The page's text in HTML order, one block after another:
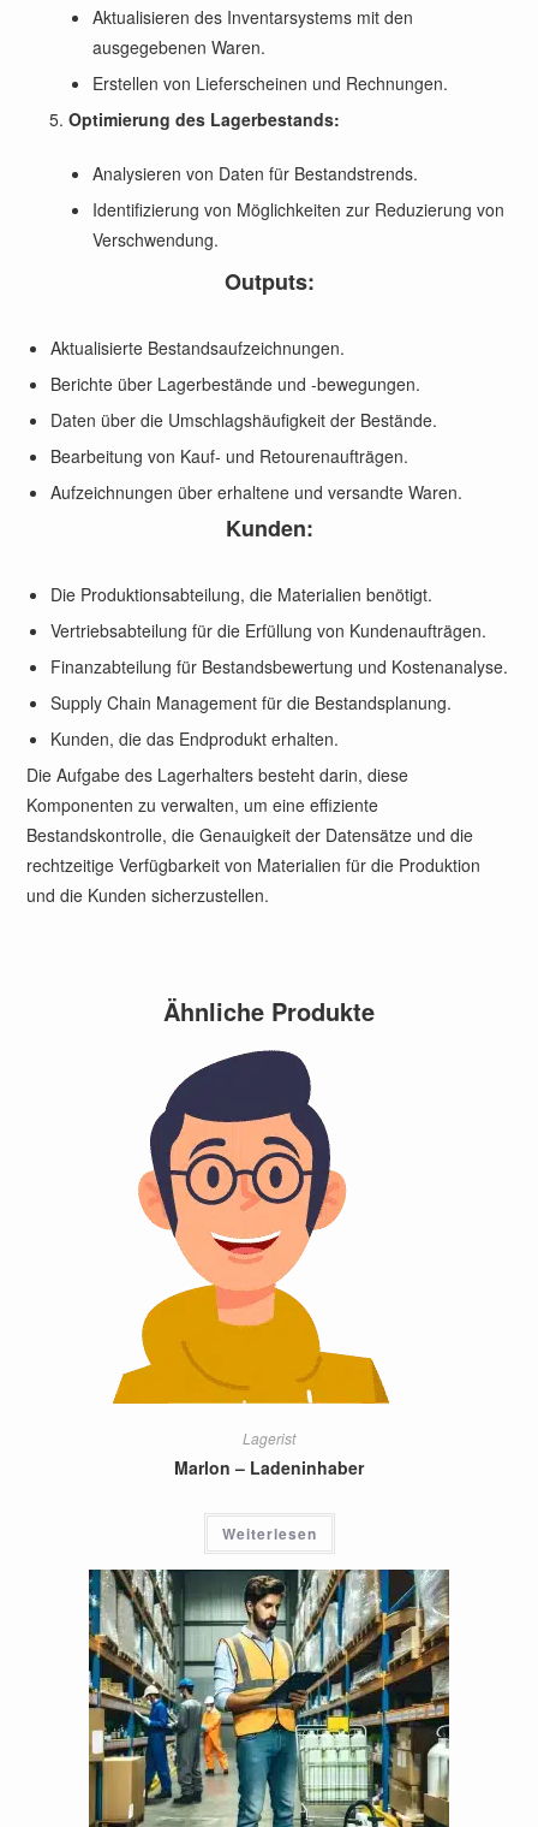
Aktualisieren des Inventarsystems mit den
ausgegebenen Waren.
Erstellen von Lieferscheinen und Rechnungen.
Optimierung des Lagerbestands:
Analysieren von Daten für Bestandstrends.
Identifizierung von Möglichkeiten zur Reduzierung von
Verschwendung.
Outputs:
Aktualisierte Bestandsaufzeichnungen.
Berichte über Lagerbestände und -bewegungen.
Daten über die Umschlagshäufigkeit der Bestände.
Bearbeitung von Kauf- und Retourenaufträgen.
Aufzeichnungen über erhaltene und versandte Waren.
Kunden:
Die Produktionsabteilung, die Materialien benötigt.
Vertriebsabteilung für die Erfüllung von Kundenaufträgen.
Finanzabteilung für Bestandsbewertung und Kostenanalyse.
Supply Chain Management für die Bestandsplanung.
Kunden, die das Endprodukt erhalten.
Die Aufgabe des Lagerhalters besteht darin, diese
Komponenten zu verwalten, um eine effiziente
Bestandskontrolle, die Genauigkeit der Datensätze und die
rechtzeitige Verfügbarkeit von Materialien für die Produktion
und die Kunden sicherzustellen.
Ähnliche Produkte
Lagerist
Marlon – Ladeninhaber
Weiterlesen